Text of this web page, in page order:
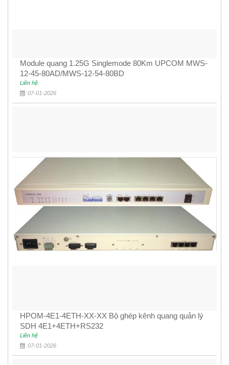
Module quang 1.25G Singlemode 80Km UPCOM MWS-
12-45-80AD/MWS-12-54-80BD
Liên hệ
07-01-2026
HPOM-4E1-4ETH-XX-XX Bộ ghép kênh quang quản lý
SDH 4E1+4ETH+RS232
Liên hệ
07-01-2026